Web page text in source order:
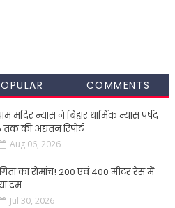
COMMENTS
मंदिर न्यास ने बिहार धार्मिक न्यास पर्षद
तक की अद्यतन रिपोर्ट
Aug 06, 2026
का रोमांच! 200 एवं 400 मीटर रेस में
दम
Jul 30, 2026